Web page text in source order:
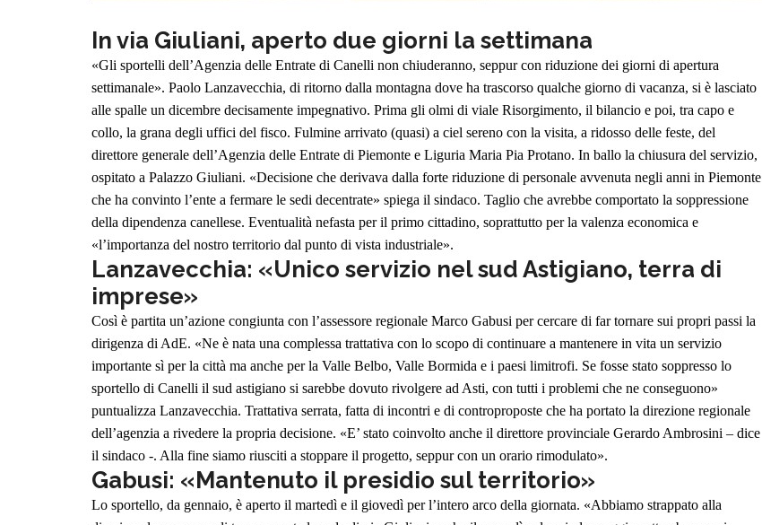
In via Giuliani, aperto due giorni la settimana
«Gli sportelli dell’Agenzia delle Entrate di Canelli non chiuderanno, seppur con riduzione dei giorni di apertura
settimanale». Paolo Lanzavecchia, di ritorno dalla montagna dove ha trascorso qualche giorno di vacanza, si è lasciato
alle spalle un dicembre decisamente impegnativo. Prima gli olmi di viale Risorgimento, il bilancio e poi, tra capo e
collo, la grana degli uffici del fisco. Fulmine arrivato (quasi) a ciel sereno con la visita, a ridosso delle feste, del
direttore generale dell’Agenzia delle Entrate di Piemonte e Liguria Maria Pia Protano. In ballo la chiusura del servizio,
ospitato a Palazzo Giuliani. «Decisione che derivava dalla forte riduzione di personale avvenuta negli anni in Piemonte
che ha convinto l’ente a fermare le sedi decentrate» spiega il sindaco. Taglio che avrebbe comportato la soppressione
della dipendenza canellese. Eventualità nefasta per il primo cittadino, soprattutto per la valenza economica e
«l’importanza del nostro territorio dal punto di vista industriale».
Lanzavecchia: «Unico servizio nel sud Astigiano, terra di
imprese»
Così è partita un’azione congiunta con l’assessore regionale Marco Gabusi per cercare di far tornare sui propri passi la
dirigenza di AdE. «Ne è nata una complessa trattativa con lo scopo di continuare a mantenere in vita un servizio
importante sì per la città ma anche per la Valle Belbo, Valle Bormida e i paesi limitrofi. Se fosse stato soppresso lo
sportello di Canelli il sud astigiano si sarebbe dovuto rivolgere ad Asti, con tutti i problemi che ne conseguono»
puntualizza Lanzavecchia. Trattativa serrata, fatta di incontri e di controproposte che ha portato la direzione regionale
dell’agenzia a rivedere la propria decisione. «E’ stato coinvolto anche il direttore provinciale Gerardo Ambrosini – dice
il sindaco -. Alla fine siamo riusciti a stoppare il progetto, seppur con un orario rimodulato».
Gabusi: «Mantenuto il presidio sul territorio»
Lo sportello, da gennaio, è aperto il martedì e il giovedì per l’intero arco della giornata. «Abbiamo strappato alla